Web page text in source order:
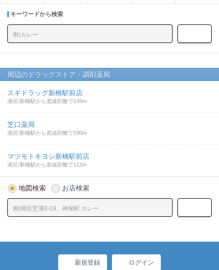
キーワードから検索
周辺のドラッグストア・調剤薬局
スギドラッグ新橋駅前店
港区/新橋駅から直線距離で145m
芝口薬局
港区/新橋駅から直線距離で190m
マツモトキヨシ新橋駅前店
港区/新橋駅から直線距離で112m
地図検索 お店検索
新規登録 ログイン